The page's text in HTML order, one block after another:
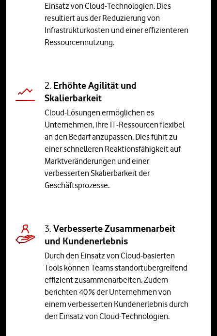
Einsatz von Cloud-Technologien. Dies
resultiert aus der Reduzierung von
Infrastrukturkosten und einer effizienteren
Ressourcennutzung.
2. Erhöhte Agilität und
Skalierbarkeit
Cloud-Lösungen ermöglichen es
Unternehmen, ihre IT-Ressourcen flexibel
an den Bedarf anzupassen. Dies führt zu
einer schnelleren Reaktionsfähigkeit auf
Marktveränderungen und einer
verbesserten Skalierbarkeit der
Geschäftsprozesse.
3. Verbesserte Zusammenarbeit
und Kundenerlebnis
Durch den Einsatz von Cloud-basierten
Tools können Teams standortübergreifend
effizient zusammenarbeiten. Zudem
berichten 40 % der Unternehmen von
einem verbesserten Kundenerlebnis durch
den Einsatz von Cloud-Technologien.